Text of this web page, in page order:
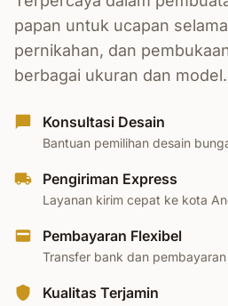
papan untuk ucapan
pernikahan, dan
berbagai ukuran dan model.
Konsultasi Desain
Bantuan pemilihan desain
Pengiriman Express
Layanan kirim cepat ke kota
Pembayaran Flexibel
Transfer bank dan
Kualitas Terjamin